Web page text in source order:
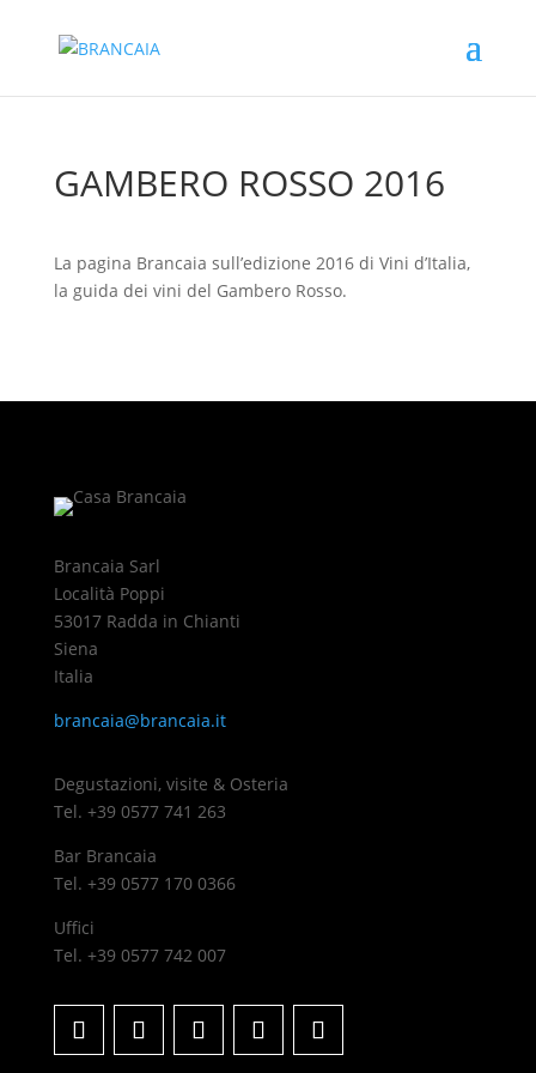
GAMBERO ROSSO 2016
La pagina Brancaia sull’edizione 2016 di Vini d’Italia,
la guida dei vini del Gambero Rosso.
Brancaia Sarl
Località Poppi
53017 Radda in Chianti
Siena
Italia
brancaia@brancaia.it
Degustazioni, visite & Osteria
Tel. +39 0577 741 263
Bar Brancaia
Tel. +39 0577 170 0366
Uffici
Tel. +39 0577 742 007